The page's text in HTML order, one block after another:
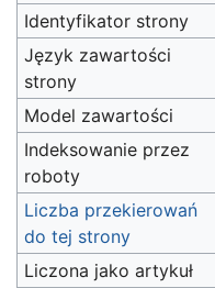
Identyfikator strony
Język zawartości
strony
Model zawartości
Indeksowanie przez
roboty
Liczba przekierowań
do tej strony
Liczona jako artykuł